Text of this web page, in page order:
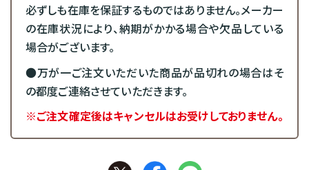
必ずしも在庫を保証するものではありません。メーカー
の在庫状況により、納期がかかる場合や欠品している
場合がございます。
●万が一ご注文いただいた商品が品切れの場合はそ
の都度ご連絡させていただきます。
※ご注文確定後はキャンセルはお受けしておりません。